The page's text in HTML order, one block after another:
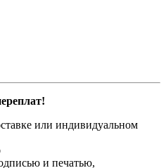
или индивидуальном
и печатью,